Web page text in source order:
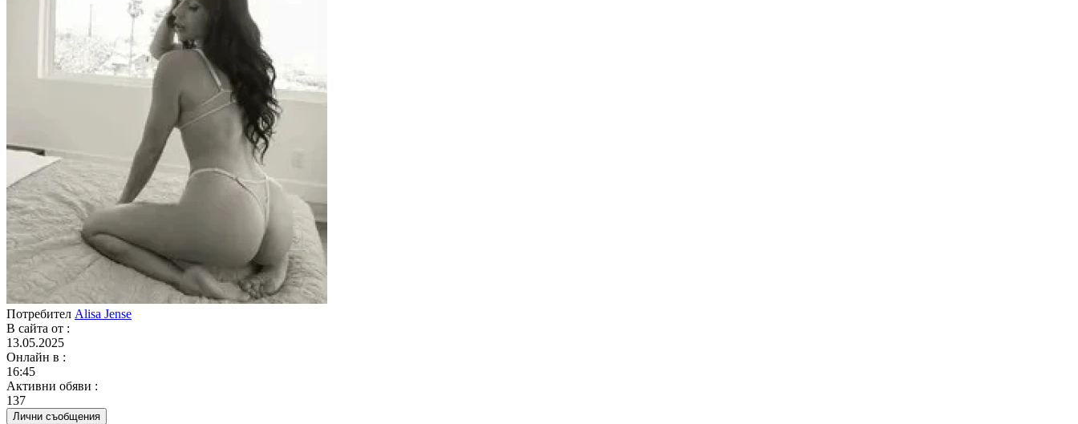
Потребител Alisa Jense
В сайта от :
13.05.2025
Онлайн в :
16:45
Активни обяви :
137
Лични съобщения